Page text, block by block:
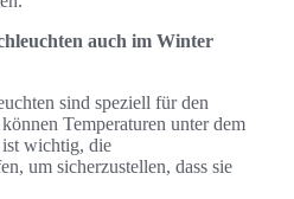
auch im Winter
sind speziell für den
Temperaturen unter dem
wichtig, die
um sicherzustellen, dass sie